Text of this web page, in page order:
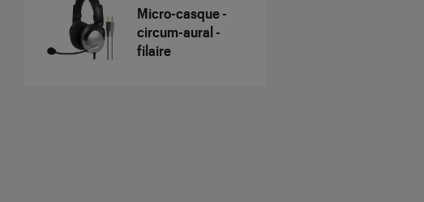
Micro-casque -
circum-aural -
filaire